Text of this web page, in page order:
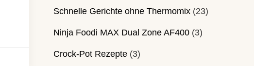
Schnelle Gerichte ohne Thermomix(23)
Ninja Foodi MAX Dual Zone AF400(3)
Crock-Pot Rezepte(3)